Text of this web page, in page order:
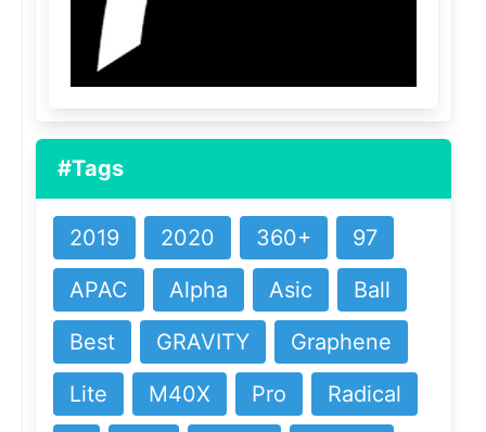
#Tags
2019 2020 360+
97
APAC
Alpha Asic
Ball
Best
GRAVITY
Graphene
Lite
M40X Pro
Radical